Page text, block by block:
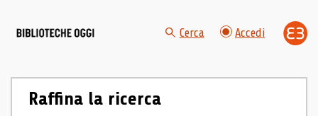
Cerca Accedi
Raffina la ricerca